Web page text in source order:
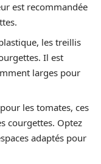
est recommandée
les treillis
Il est
larges pour
les tomates, ces
courgettes. Optez
adaptés pour